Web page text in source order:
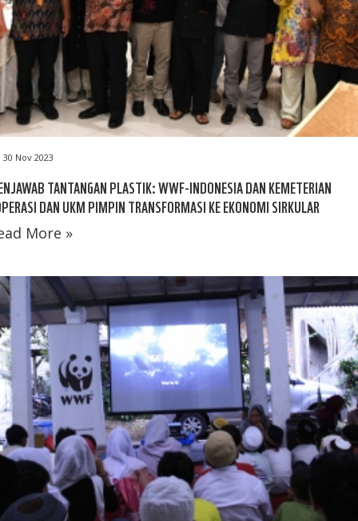
30 Nov 2023
TANTANGAN PLASTIK: WWF-INDONESIA DAN KEMETERIAN
DAN UKM PIMPIN TRANSFORMASI KE EKONOMI SIRKULAR
More »